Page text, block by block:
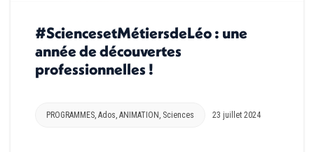
#SciencesetMétiersdeLéo : une
année de découvertes
professionnelles !
PROGRAMMES, Ados, ANIMATION , Sciences 23 juillet 2024